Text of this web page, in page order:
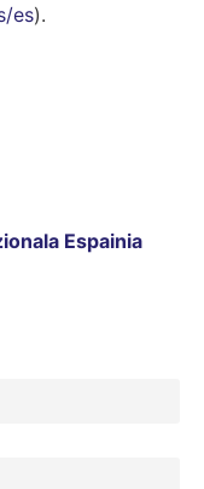
es).
Espainia